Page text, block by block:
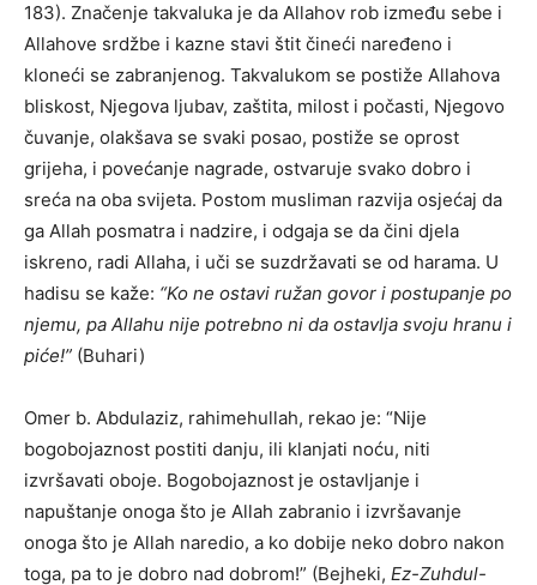
183). Značenje takvaluka je da Allahov rob između sebe i
Allahove srdžbe i kazne stavi štit čineći naređeno i
kloneći se zabranjenog. Takvalukom se postiže Allahova
bliskost, Njegova ljubav, zaštita, milost i počasti, Njegovo
čuvanje, olakšava se svaki posao, postiže se oprost
grijeha, i povećanje nagrade, ostvaruje svako dobro i
sreća na oba svijeta. Postom musliman razvija osjećaj da
ga Allah posmatra i nadzire, i odgaja se da čini djela
iskreno, radi Allaha, i uči se suzdržavati se od harama. U
hadisu se kaže: “Ko ne ostavi ružan govor i postupanje po
njemu, pa Allahu nije potrebno ni da ostavlja svoju hranu i
piće!” (Buhari)
Omer b. Abdulaziz, rahimehullah, rekao je: “Nije
bogobojaznost postiti danju, ili klanjati noću, niti
izvršavati oboje. Bogobojaznost je ostavljanje i
napuštanje onoga što je Allah zabranio i izvršavanje
onoga što je Allah naredio, a ko dobije neko dobro nakon
toga, pa to je dobro nad dobrom!” (Bejheki, Ez-Zuhdul-